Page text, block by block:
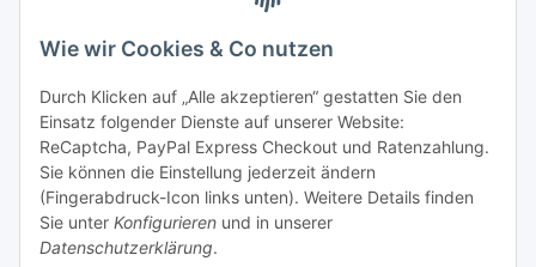
von 09:00 - 13:00 Uhr
Tel: +49 (0) 5132 8230689
Fax: +49 (0) 5132 8230693
E-Mail:mail@texcorner.de
Wie wir Cookies & Co nutzen
Durch Klicken auf „Alle akzeptieren“ gestatten Sie den
Einsatz folgender Dienste auf unserer Website:
ReCaptcha, PayPal Express Checkout und Ratenzahlung.
Sie können die Einstellung jederzeit ändern
(Fingerabdruck-Icon links unten). Weitere Details finden
Sie unter Konfigurieren und in unserer
Datenschutzerklärung.